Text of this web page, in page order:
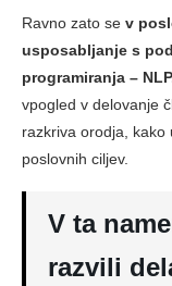
Ravno zato se v
usposabljanje s
programiranja –
vpogled v delovanje
razkriva orodja, kako
poslovnih ciljev.
V ta
razvili